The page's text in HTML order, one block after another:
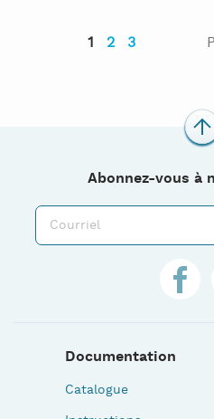
1 2 3
Abonnez-vous à
Documentation
Catalogue